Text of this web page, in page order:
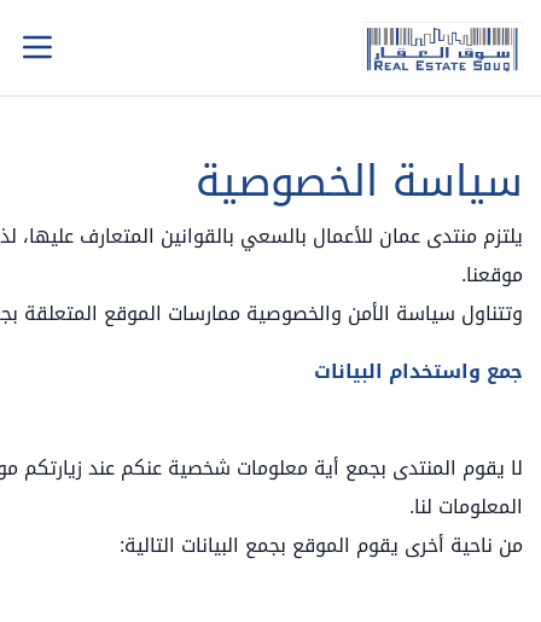
سياسة الخصوصية
يلتزم منتدى عمان للأعمال بالسعي بالقوانين المتعارف عليها،
موقعنا.
وتتناول سياسة الأمن والخصوصية ممارسات الموقع المتعلقة
جمع واستخدام البيانات
لا يقوم المنتدى بجمع أية معلومات شخصية عنكم عند
المعلومات لنا.
من ناحية أخرى يقوم الموقع بجمع البيانات التالية: